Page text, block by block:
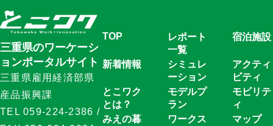
三重県のワーケーシ
ョンポータルサイト
三重県雇用経済部県
産品振興課
TEL 059-224-2386 /
TOP
レポート
一覧
宿泊施設
新着情報
シミュレ
ーション
アクティ
ビティ
とこワク
とは？
モデルプ
ラン
モビリテ
ィ
みえの暮
ワークス マップ